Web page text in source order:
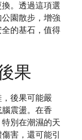
。透過這項選
園散步，增強
的基石，值得
果
後果可能嚴
震盪。在香
別在潮濕的天
害，還可能引